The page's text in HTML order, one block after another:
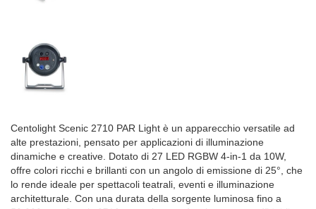
Centolight Scenic 2710 PAR Light è un apparecchio versatile ad
alte prestazioni, pensato per applicazioni di illuminazione
dinamiche e creative. Dotato di 27 LED RGBW 4-in-1 da 10W,
offre colori ricchi e brillanti con un angolo di emissione di 25°, che
lo rende ideale per spettacoli teatrali, eventi e illuminazione
architetturale. Con una durata della sorgente luminosa fino a